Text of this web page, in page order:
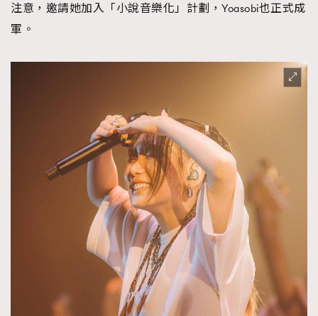
AFrenchMind
DressLikeAParisienne
EmpowerF
注意，邀請她加入「小說音樂化」計劃，Yoasobi也正式成
軍。